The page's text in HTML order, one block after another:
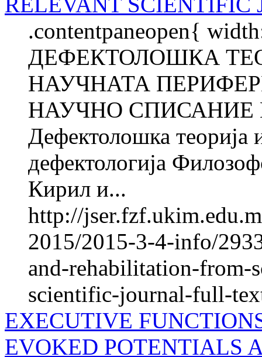
.contentpaneopen{
ДЕФЕКТОЛОШКА
НАУЧНАТА
НАУЧНО СПИСАНИЕ
Дефектолошка теорија
дефектологија
Кирил и...
http://
2015/2015-3-4-info/
and-rehabilitation-from-
scientific-journal-full-
EXECUTIVE
EVOKED POTENTIALS